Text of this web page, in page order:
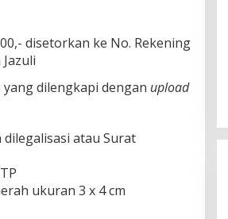
disetorkan ke No. Rekening
yang dilengkapi dengan upload
atau Surat
ukuran 3 x 4 cm
Tabassam Hari ke-2 “Mengakar